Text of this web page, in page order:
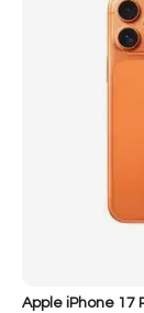
Apple iPhone 17